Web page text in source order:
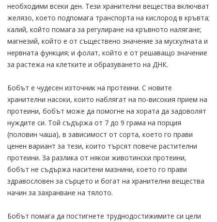
необходими всеки ден. Тези хранителни вещества включват
желязо, което подпомага транспорта на кислород в кръвта;
калий, който помага за регулиране на кръвното налягане;
магнезий, който е от съществено значение за мускулната и
нервната функция; и фолат, който е от решаващо значение
за растежа на клетките и образуването на ДНК.
Бобът е чудесен източник на протеини. С новите
хранителни насоки, които наблягат на по-високия прием на
протеини, бобът може да помогне на хората да задоволят
нуждите си. Той съдържа от 7 до 9 грама на порция
(половин чаша), в зависимост от сорта, което го прави
ценен вариант за тези, които търсят повече растителни
протеини. За разлика от някои животински протеини,
бобът не съдържа наситени мазнини, което го прави
здравословен за сърцето и богат на хранителни вещества
начин за захранване на тялото.
Бобът помага да постигнете труднодостижимите си цели